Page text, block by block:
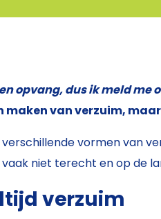
opvang, dus ik meld me
maken van verzuim,
vormen van
vaak niet terecht en op de
verzuim